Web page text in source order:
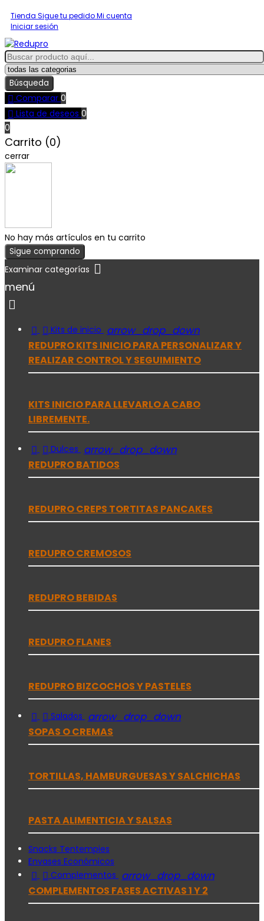
Tienda Sigue tu pedidoMi cuenta
Iniciar sesión
Búsqueda
 Comparar 0
 Lista de deseos 0
0
Carrito (0)
cerrar
No hay más artículos en tu carrito
Sigue comprando

menú

  Kits de inicio arrow_drop_down
REDUPRO KITS INICIO PARA PERSONALIZAR Y
REALIZAR CONTROL Y SEGUIMIENTO
KITS INICIO PARA LLEVARLO A CABO
LIBREMENTE.
  Dulces arrow_drop_down
REDUPRO BATIDOS
REDUPRO CREPS TORTITAS PANCAKES
REDUPRO CREMOSOS
REDUPRO BEBIDAS
REDUPRO FLANES
REDUPRO BIZCOCHOS Y PASTELES
  Salados arrow_drop_down
SOPAS O CREMAS
TORTILLAS, HAMBURGUESAS Y SALCHICHAS
PASTA ALIMENTICIA Y SALSAS
Snacks Tentempies
Envases Económicos
  Complementos arrow_drop_down
COMPLEMENTOS FASES ACTIVAS 1 Y 2